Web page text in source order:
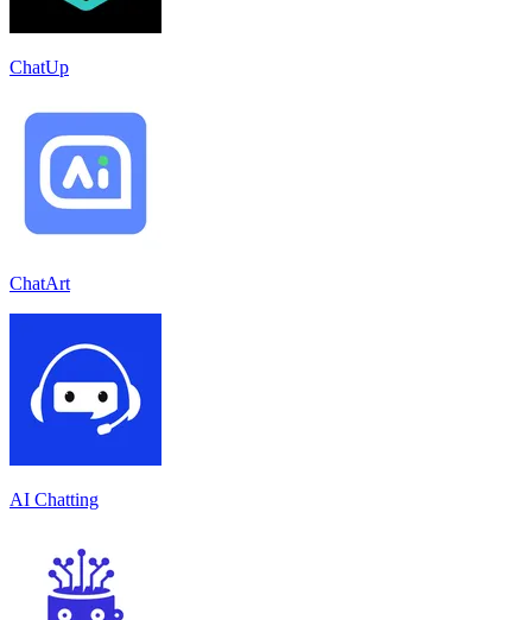
ChatUp
ChatArt
AI Chatting